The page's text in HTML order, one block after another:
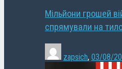
Мільйони грошей
спрямували на
zapsich, 03/08/